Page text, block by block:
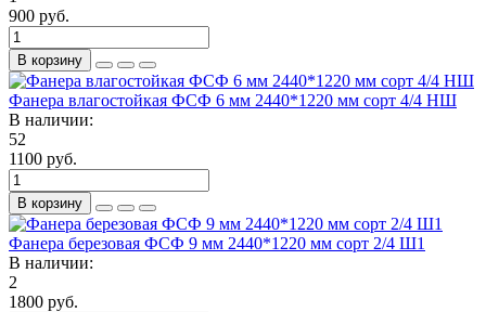
900 руб.
В корзину
Фанера влагостойкая ФСФ 6 мм 2440*1220 мм сорт 4/4 НШ
В наличии:
52
1100 руб.
В корзину
Фанера березовая ФСФ 9 мм 2440*1220 мм сорт 2/4 Ш1
В наличии:
2
1800 руб.